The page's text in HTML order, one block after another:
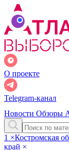
О проекте
Telegram-канал
Новости Обзоры
1 ×Костромская
край ×